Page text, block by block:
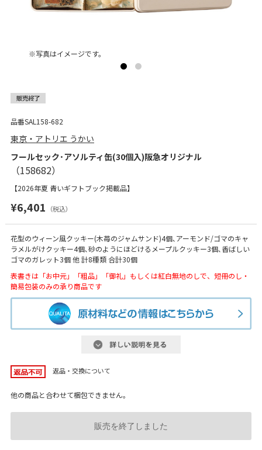
※写真はイメージです。
品番SAL158-682
東京・アトリエ うかい
フールセック･アソルティ缶(30個入)阪急オリジナル
【2026年夏 青いギフトブック掲載品】
¥6,401 （税込）
花型のウィーン風クッキー(木苺のジャムサンド)4個､アーモンド/ゴマのキャ
ラメルがけクッキー4個､砂のようにほどけるメープルクッキー3個､香ばしい
ゴマのガレット3個 他 計8種類 合計30個
表書きは「お中元」「粗品」「御礼」もしくは紅白無地のしで、短冊のし・
簡易包装のみの承り商品です
返品・交換について
他の商品と合わせて梱包できません。
販売を終了しました